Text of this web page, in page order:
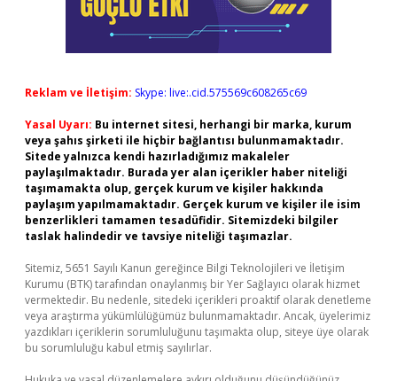
Reklam ve İletişim: Skype: live:.cid.575569c608265c69
Yasal Uyarı: Bu internet sitesi, herhangi bir marka, kurum
veya şahıs şirketi ile hiçbir bağlantısı bulunmamaktadır.
Sitede yalnızca kendi hazırladığımız makaleler
paylaşılmaktadır. Burada yer alan içerikler haber niteliği
taşımamakta olup, gerçek kurum ve kişiler hakkında
paylaşım yapılmamaktadır. Gerçek kurum ve kişiler ile isim
benzerlikleri tamamen tesadüfidir. Sitemizdeki bilgiler
taslak halindedir ve tavsiye niteliği taşımazlar.
Sitemiz, 5651 Sayılı Kanun gereğince Bilgi Teknolojileri ve İletişim
Kurumu (BTK) tarafından onaylanmış bir Yer Sağlayıcı olarak hizmet
vermektedir. Bu nedenle, sitedeki içerikleri proaktif olarak denetleme
veya araştırma yükümlülüğümüz bulunmamaktadır. Ancak, üyelerimiz
yazdıkları içeriklerin sorumluluğunu taşımakta olup, siteye üye olarak
bu sorumluluğu kabul etmiş sayılırlar.